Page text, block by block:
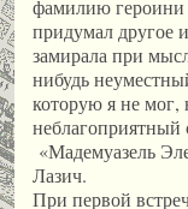
фамилию
придумал другое
замирала при
нибудь
которую я не мог,
неблагоприятный
«Мадемуазель
Лазич.
При первой